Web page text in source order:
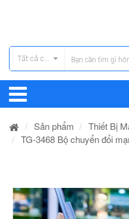
Tất cả các danh mục
Sản phẩm Thiết Bị
TG-3468 Bộ chuyển đổi